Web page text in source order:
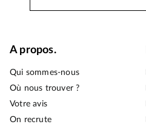
A propos.
Qui sommes-nous
Où nous trouver ?
Votre avis
On recrute